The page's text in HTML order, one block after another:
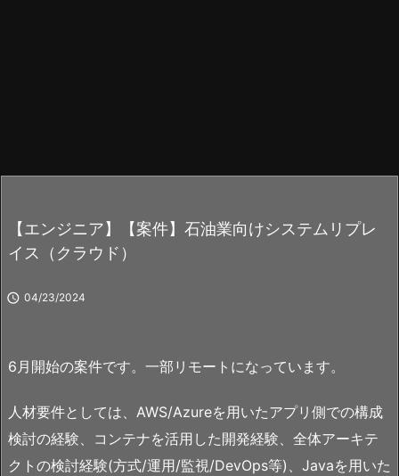
【エンジニア】【案件】石油業向けシステムリプレ
イス（クラウド）
 04/23/2024
6月開始の案件です。一部リモートになっています。
人材要件としては、AWS/Azureを用いたアプリ側での構成
検討の経験、コンテナを活用した開発経験、全体アーキテ
クトの検討経験(方式/運用/監視/DevOps等)、Javaを用いた